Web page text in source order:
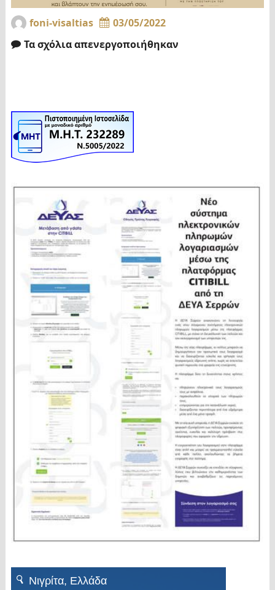
foni-visaltias
03/05/2022
Τα σχόλια απενεργοποιήθηκαν